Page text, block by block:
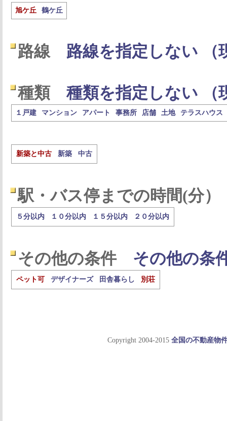
旭ケ丘 鶴ケ丘
路線 路線を指定しない （
種類 種類を指定しない （
１戸建 マンション アパート 事務所 店舗 土地 テラスハウス
新築と中古 新築 中古
駅・バス停までの時間(分）
５分以内 １０分以内 １５分以内 ２０分以内
その他の条件 その他の条
ペット可 デザイナーズ 田舎暮らし 別荘
Copyright 2004-2015 全国の不動産物